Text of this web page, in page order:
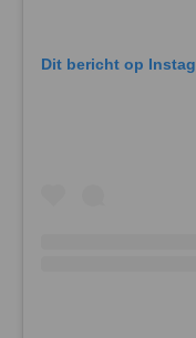
Dit bericht op